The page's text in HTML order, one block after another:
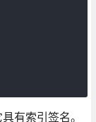
有索引签名。